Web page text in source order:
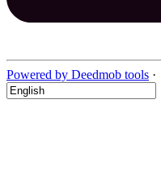
Powered by Deedmob tools ·